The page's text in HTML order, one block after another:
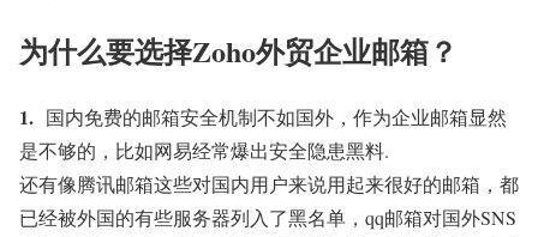
为什么要选择Zoho外贸企业邮箱？
1. 国内免费的邮箱安全机制不如国外，作为企业邮箱显然
是不够的，比如网易经常爆出安全隐患黑料.
还有像腾讯邮箱这些对国内用户来说用起来很好的邮箱，都
已经被外国的有些服务器列入了黑名单，qq邮箱对国外SNS